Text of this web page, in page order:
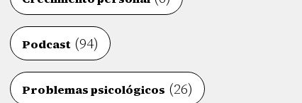
Podcast (94)
Problemas psicológicos (26)